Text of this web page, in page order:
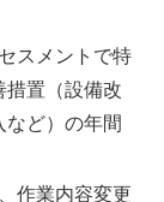
スメントで特
措置（設備改
ど）の年間
作業内容変更